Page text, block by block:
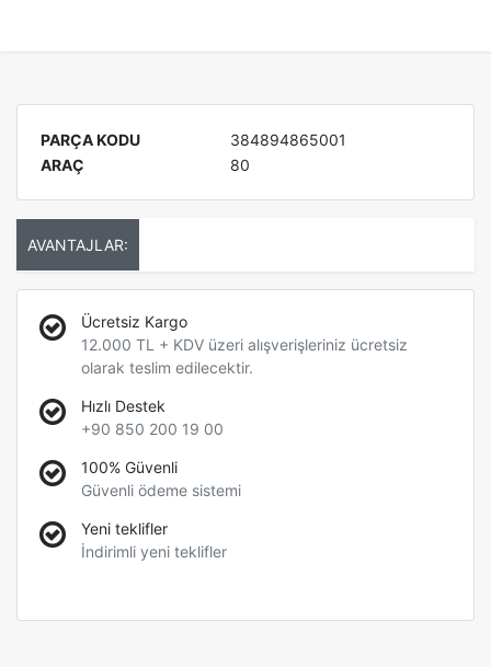
PARÇA KODU
384894865001
ARAÇ
80
AVANTAJLAR:
Ücretsiz Kargo
12.000 TL + KDV üzeri alışverişleriniz ücretsiz
olarak teslim edilecektir.
Hızlı Destek
+90 850 200 19 00
100% Güvenli
Güvenli ödeme sistemi
Yeni teklifler
İndirimli yeni teklifler